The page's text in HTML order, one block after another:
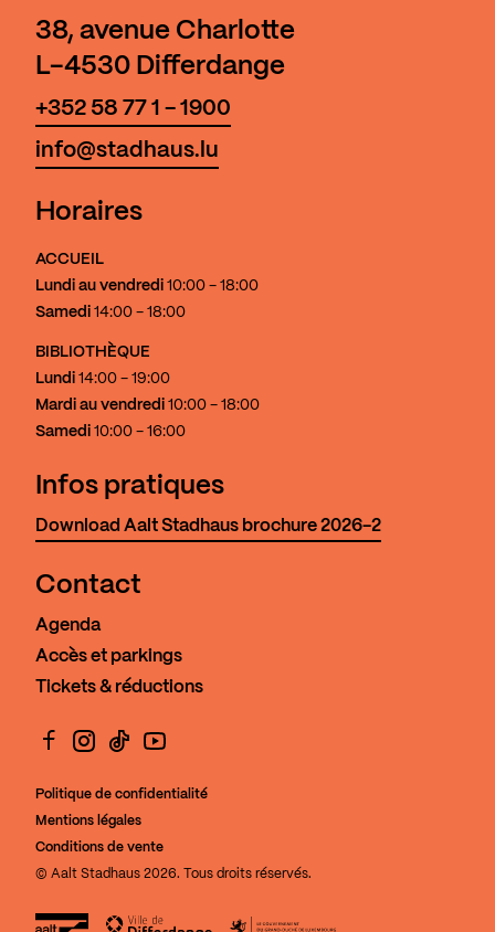
38, avenue Charlotte
L-4530 Differdange
+352 58 77 1 - 1900
info@stadhaus.lu
Horaires
ACCUEIL
Lundi au vendredi 10:00 - 18:00
Samedi 14:00 - 18:00
BIBLIOTHÈQUE
Lundi 14:00 - 19:00
Mardi au vendredi 10:00 - 18:00
Samedi 10:00 - 16:00
Infos pratiques
Download Aalt Stadhaus brochure 2026-2
Contact
Agenda
Accès et parkings
Tickets & réductions
Politique de confidentialité
Mentions légales
Conditions de vente
© Aalt Stadhaus 2026. Tous droits réservés.
Aalt StadhausVille de DifferdangeLe Gouvernement du Grand-